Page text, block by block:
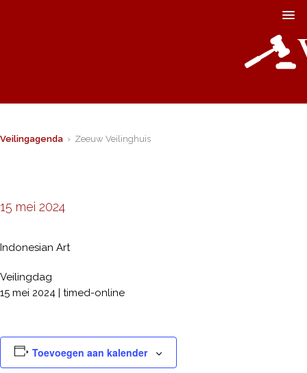
Veilingagenda › Zeeuw Veilinghuis
15 mei 2024
Indonesian Art
Veilingdag
15 mei 2024 | timed-online
Toevoegen aan kalender